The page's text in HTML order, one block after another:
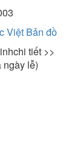
Việt Bản đồ
chi tiết >>
ngày lễ)